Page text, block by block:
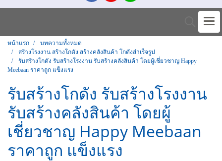
หน้าแรก
บทความทั้งหมด
สร้างโรงงาน สร้างโกดัง สร้างคลังสินค้า โกดังสำเร็จรูป
รับสร้างโกดัง รับสร้างโรงงาน รับสร้างคลังสินค้า โดยผู้เชี่ยวชาญ Happy
Meebaan ราคาถูก แข็งแรง
รับสร้างโกดัง รับสร้างโรงงาน
รับสร้างคลังสินค้า โดยผู้
เชี่ยวชาญ Happy Meebaan
ราคาถูก แข็งแรง